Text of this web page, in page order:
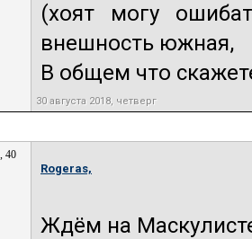
(хоят могу
внешность южная,
В общем что
30 августа 2018, четверг
, 40
Rogeras,
Ждём на